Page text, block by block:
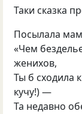
Таки сказка
Посылала
«Чем
женихов,
Ты б сходила
кучу!) —
Та недавно